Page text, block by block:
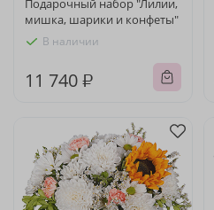
Подарочный набор "Лилии,
мишка, шарики и конфеты"
В наличии
11 740 ₽